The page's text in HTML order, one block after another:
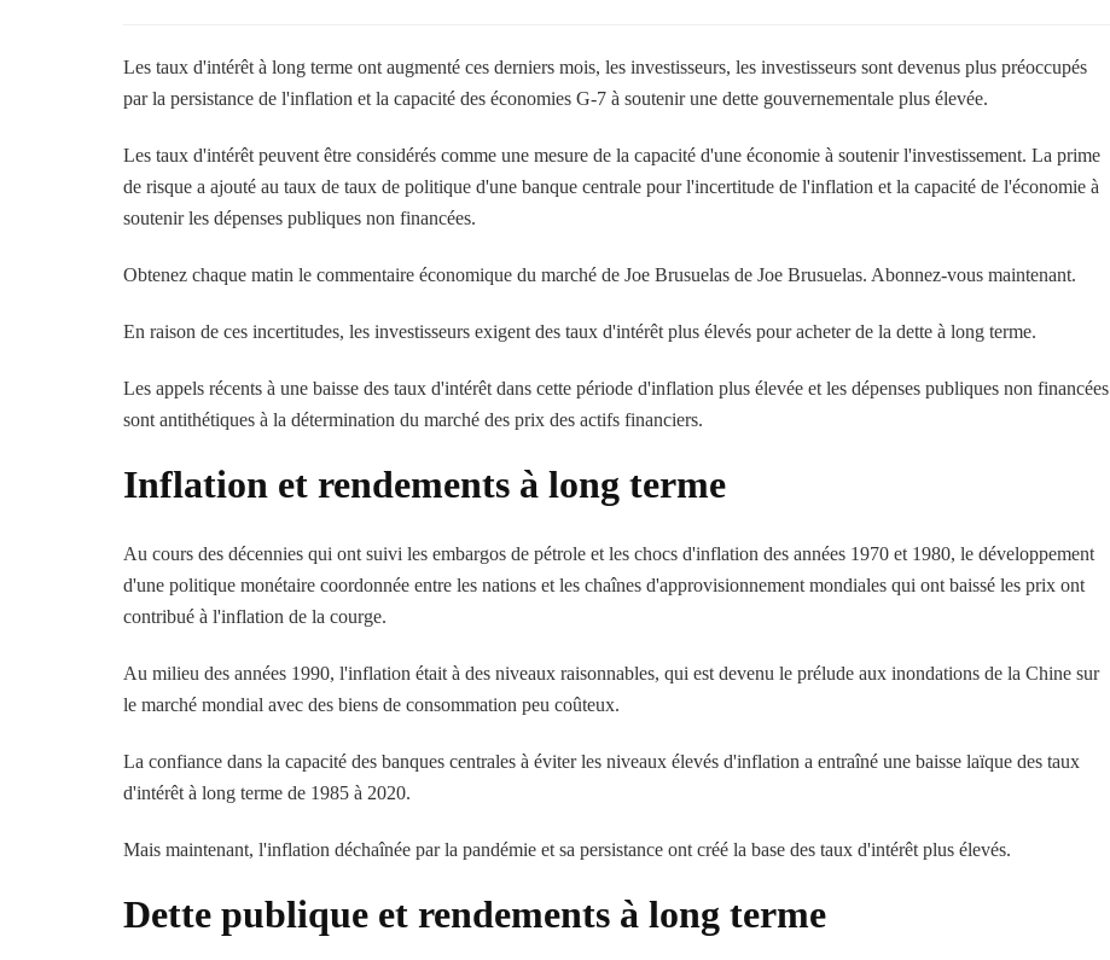
Les taux d'intérêt à long terme ont augmenté ces derniers mois, les investisseurs, les investisseurs sont devenus plus préoccupés
par la persistance de l'inflation et la capacité des économies G-7 à soutenir une dette gouvernementale plus élevée.
Les taux d'intérêt peuvent être considérés comme une mesure de la capacité d'une économie à soutenir l'investissement. La prime
de risque a ajouté au taux de taux de politique d'une banque centrale pour l'incertitude de l'inflation et la capacité de l'économie à
soutenir les dépenses publiques non financées.
Obtenez chaque matin le commentaire économique du marché de Joe Brusuelas de Joe Brusuelas. Abonnez-vous maintenant.
En raison de ces incertitudes, les investisseurs exigent des taux d'intérêt plus élevés pour acheter de la dette à long terme.
Les appels récents à une baisse des taux d'intérêt dans cette période d'inflation plus élevée et les dépenses publiques non financées
sont antithétiques à la détermination du marché des prix des actifs financiers.
Inflation et rendements à long terme
Au cours des décennies qui ont suivi les embargos de pétrole et les chocs d'inflation des années 1970 et 1980, le développement
d'une politique monétaire coordonnée entre les nations et les chaînes d'approvisionnement mondiales qui ont baissé les prix ont
contribué à l'inflation de la courge.
Au milieu des années 1990, l'inflation était à des niveaux raisonnables, qui est devenu le prélude aux inondations de la Chine sur
le marché mondial avec des biens de consommation peu coûteux.
La confiance dans la capacité des banques centrales à éviter les niveaux élevés d'inflation a entraîné une baisse laïque des taux
d'intérêt à long terme de 1985 à 2020.
Mais maintenant, l'inflation déchaînée par la pandémie et sa persistance ont créé la base des taux d'intérêt plus élevés.
Dette publique et rendements à long terme